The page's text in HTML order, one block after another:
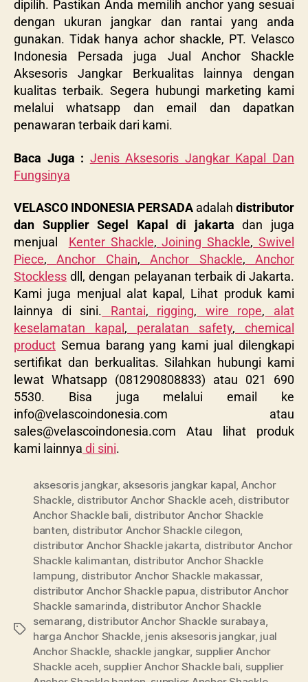
dipilih. Pastikan Anda memilih anchor yang sesuai
dengan ukuran jangkar dan rantai yang anda
gunakan. Tidak hanya achor shackle, PT. Velasco
Indonesia Persada juga Jual Anchor Shackle
Aksesoris Jangkar Berkualitas lainnya dengan
kualitas terbaik. Segera hubungi marketing kami
melalui whatsapp dan email dan dapatkan
penawaran terbaik dari kami.
Baca Juga : Jenis Aksesoris Jangkar Kapal Dan
Fungsinya
VELASCO INDONESIA PERSADA adalah distributor
dan Supplier Segel Kapal di jakarta dan juga
menjual Kenter Shackle, Joining Shackle, Swivel
Piece, Anchor Chain, Anchor Shackle,
Anchor
Stockless dll, dengan pelayanan terbaik di Jakarta.
Kami juga menjual alat kapal, Lihat produk kami
lainnya di sini.
Rantai, rigging, wire rope,
alat
keselamatan kapal , peralatan safety,
chemical
product Semua barang yang kami jual dilengkapi
sertifikat dan berkualitas. Silahkan hubungi kami
lewat Whatsapp (081290808833) atau 021 690
5530. Bisa juga melalui email ke
info@velascoindonesia.com atau
sales@velascoindonesia.com Atau lihat produk
kami lainnya di sini.
aksesoris jangkar, aksesoris jangkar kapal, Anchor
Shackle, distributor Anchor Shackle aceh, distributor
Anchor Shackle bali, distributor Anchor Shackle
banten, distributor Anchor Shackle cilegon,
distributor Anchor Shackle jakarta, distributor Anchor
Shackle kalimantan, distributor Anchor Shackle
lampung, distributor Anchor Shackle makassar,
distributor Anchor Shackle papua, distributor Anchor
Shackle samarinda, distributor Anchor Shackle
semarang, distributor Anchor Shackle surabaya,
harga Anchor Shackle, jenis aksesoris jangkar, jual
Anchor Shackle, shackle jangkar, supplier Anchor
Shackle aceh, supplier Anchor Shackle bali, supplier